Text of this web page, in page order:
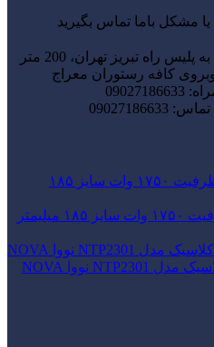
مشکل باما تماس بگیرید
نرسیده به پلیس راه تبریز تهران، 200 متر
کافه رستوران معراج
09027186633
اره گردبر مدل 18502 ظرفیت ۱۷۵۰ وات سایز ۱۸۵ میلیمتر